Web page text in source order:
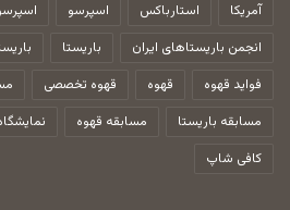
آمریکا استارباکس اسپرسو
انجمن باریستاهای ایران
باریستا
فواید قهوه
قهوه قهوه تخصصی
مسابقه باریستا
مسابقه قهوه
کافی شاپ